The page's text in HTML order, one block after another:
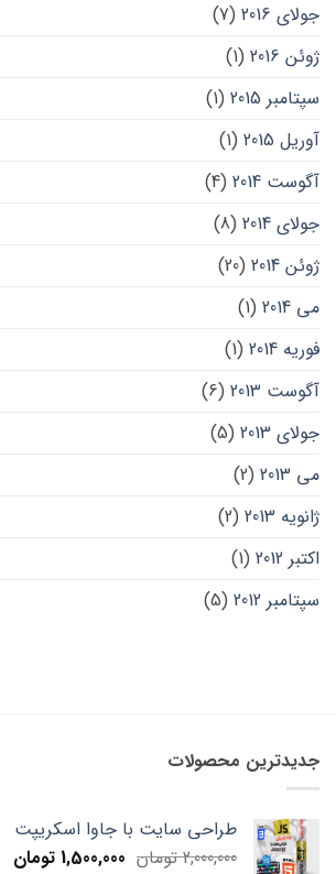
جولای 2016
(7)
ژوئن 2016
(1)
سپتامبر 2015
(1)
آوریل 2015
(1)
آگوست 2014
(4)
جولای 2014
(8)
ژوئن 2014
(20)
می 2014
(1)
فوریه 2014
(1)
آگوست 2013
(6)
جولای 2013
(5)
می 2013
(2)
ژانویه 2013
(2)
اکتبر 2012
(1)
سپتامبر 2012
(5)
جدیدترین محصولات
طراحی سایت با جاوا اسکریپت
2,000,000 تومان Original
1,500,000 تومان